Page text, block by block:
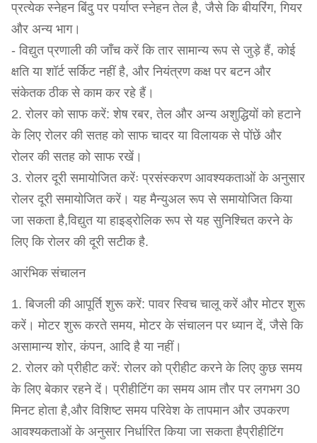
प्रत्येक स्नेहन बिंदु पर पर्याप्त स्नेहन तेल है, जैसे कि बीयरिंग, गियर
और अन्य भाग।
- विद्युत प्रणाली की जाँच करें कि तार सामान्य रूप से जुड़े हैं, कोई
क्षति या शॉर्ट सर्किट नहीं है, और नियंत्रण कक्ष पर बटन और
संकेतक ठीक से काम कर रहे हैं।
2. रोलर को साफ करें: शेष रबर, तेल और अन्य अशुद्धियों को हटाने
के लिए रोलर की सतह को साफ चादर या विलायक से पोंछें और
रोलर की सतह को साफ रखें।
3. रोलर दूरी समायोजित करेंः प्रसंस्करण आवश्यकताओं के अनुसार
रोलर दूरी समायोजित करें। यह मैन्युअल रूप से समायोजित किया
जा सकता है,विद्युत या हाइड्रोलिक रूप से यह सुनिश्चित करने के
लिए कि रोलर की दूरी सटीक है.
आरंभिक संचालन
1. बिजली की आपूर्ति शुरू करें: पावर स्विच चालू करें और मोटर शुरू
करें। मोटर शुरू करते समय, मोटर के संचालन पर ध्यान दें, जैसे कि
असामान्य शोर, कंपन, आदि है या नहीं।
2. रोलर को प्रीहीट करें: रोलर को प्रीहीट करने के लिए कुछ समय
के लिए बेकार रहने दें। प्रीहीटिंग का समय आम तौर पर लगभग 30
मिनट होता है,और विशिष्ट समय परिवेश के तापमान और उपकरण
आवश्यकताओं के अनुसार निर्धारित किया जा सकता हैप्रीहीटिंग